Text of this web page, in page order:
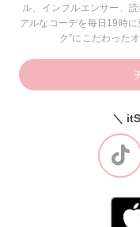
ル、インフルエンサー、
アルなコーデを毎日19時
ク”にこだわった
＼